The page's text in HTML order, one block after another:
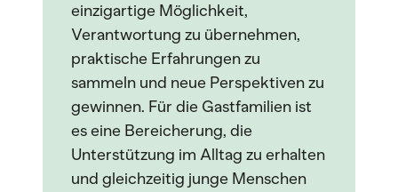
einzigartige Möglichkeit,
Verantwortung zu übernehmen,
praktische Erfahrungen zu
sammeln und neue Perspektiven zu
gewinnen. Für die Gastfamilien ist
es eine Bereicherung, die
Unterstützung im Alltag zu erhalten
und gleichzeitig junge Menschen